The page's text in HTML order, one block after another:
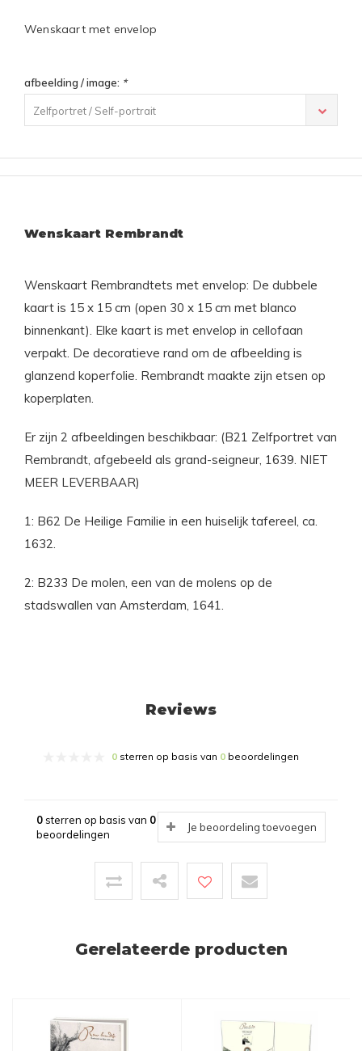
Wenskaart met envelop
afbeelding / image: *
Zelfportret / Self-portrait
Wenskaart Rembrandt
Wenskaart Rembrandtets met envelop: De dubbele
kaart is 15 x 15 cm (open 30 x 15 cm met blanco
binnenkant). Elke kaart is met envelop in cellofaan
verpakt. De decoratieve rand om de afbeelding is
glanzend koperfolie. Rembrandt maakte zijn etsen op
koperplaten.
Er zijn 2 afbeeldingen beschikbaar: (B21 Zelfportret van
Rembrandt, afgebeeld als grand-seigneur, 1639. NIET
MEER LEVERBAAR)
1: B62 De Heilige Familie in een huiselijk tafereel, ca.
1632.
2: B233 De molen, een van de molens op de
stadswallen van Amsterdam, 1641.
Reviews
0 sterren op basis van 0 beoordelingen
0sterren op basis van 0
beoordelingen
Je beoordeling toevoegen
Gerelateerde producten